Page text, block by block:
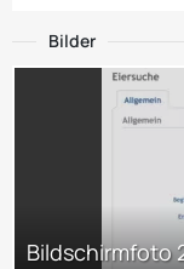
Bilder
Bildschirmfoto